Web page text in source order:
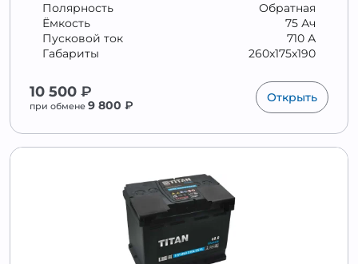
Обратная
Полярность
75 Ач
Ёмкость
710 А
Пусковой ток
260x175x190
Габариты
10 500 ₽
при обмене 9 800 ₽
Открыть